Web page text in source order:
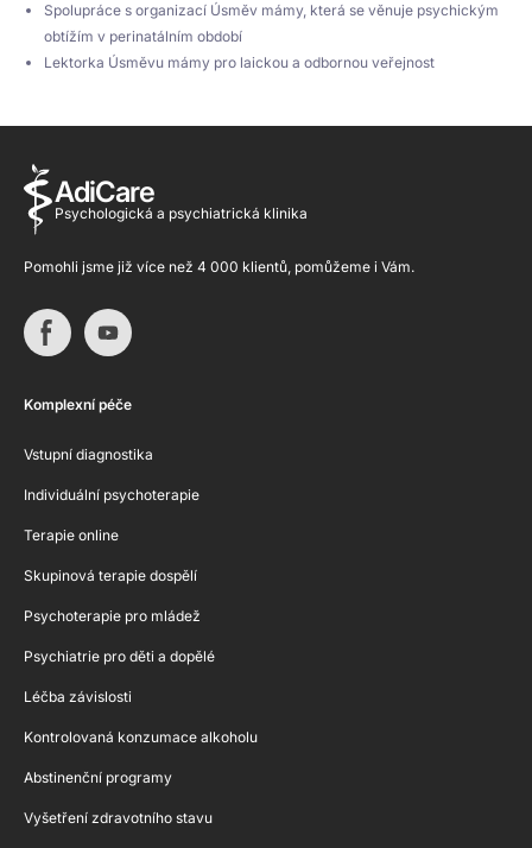
Spolupráce s organizací Úsměv mámy, která se věnuje psychickým
obtížím v perinatálním období
Lektorka Úsměvu mámy pro laickou a odbornou veřejnost
AdiCare
Psychologická a psychiatrická klinika
Pomohli jsme již více než 4 000 klientů, pomůžeme i Vám.
Komplexní péče
Vstupní diagnostika
Individuální psychoterapie
Terapie online
Skupinová terapie dospělí
Psychoterapie pro mládež
Psychiatrie pro děti a dopělé
Léčba závislosti
Kontrolovaná konzumace alkoholu
Abstinenční programy
Vyšetření zdravotního stavu